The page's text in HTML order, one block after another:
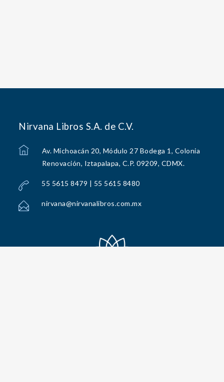
Nirvana Libros S.A. de C.V.
Av. Michoacán 20, Módulo 27 Bodega 1, Colonia
Renovación, Iztapalapa, C.P. 09209, CDMX.
55 5615 8479 | 55 5615 8480
nirvana@nirvanalibros.com.mx